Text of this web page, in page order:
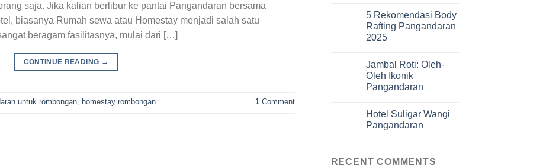
saja. Jika kalian berlibur ke pantai Pangandaran bersama
biasanya Rumah sewa atau Homestay menjadi salah satu
beragam fasilitasnya, mulai dari […]
CONTINUE READING →
untuk rombongan, homestay rombongan 1Comment
5 Rekomendasi Body
Rafting Pangandaran
2025
Jambal Roti: Oleh-
Oleh Ikonik
Pangandaran
Hotel Suligar Wangi
Pangandaran
RECENT COMMENTS